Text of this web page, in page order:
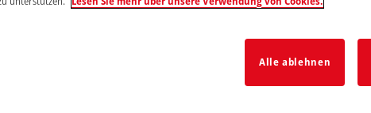
Alle ablehnen